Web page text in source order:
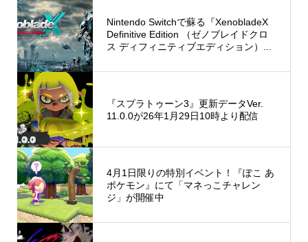
Nintendo Switchで蘇る『XenobladeX
Definitive Edition （ゼノブレイドクロ
ス ディフィニティブエディション）...
『スプラトゥーン3』更新データVer.
11.0.0が26年1月29日10時より配信
4月1日限りの特別イベント！『ぽこ あ
ポケモン』にて「マネっこチャレン
ジ」が開催中